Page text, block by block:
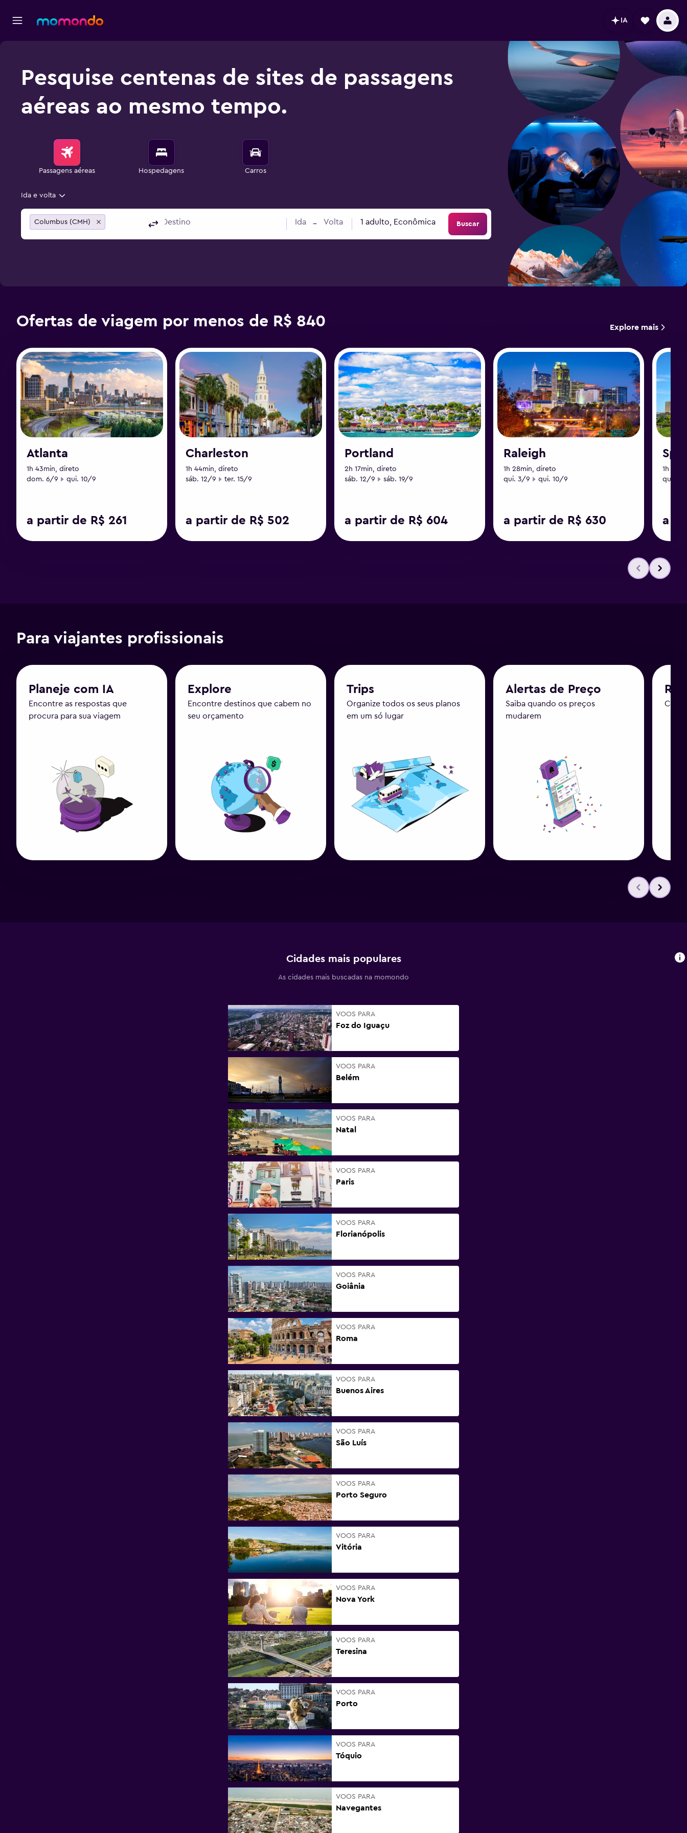
IA
Pesquise centenas de sites de passagens
aéreas ao mesmo tempo.
Passagens aéreas Hospedagens Carros
Ida e volta
Columbus (CMH) Ida – Volta 1 adulto, Econômica Buscar
Ofertas de viagem por menos de R$ 840 Explore mais
Atlanta
1h 43min, direto
Data de início
dom. 6/9 Data final
qui. 10/9
a partir de R$ 261
Charleston
1h 44min, direto
Data de início
sáb. 12/9 Data final
ter. 15/9
a partir de R$ 502
Portland
2h 17min, direto
Data de início
sáb. 12/9 Data final
sáb. 19/9
a partir de R$ 604
Raleigh
1h 28min, direto
Data de início
qui. 3/9 Data final
qui. 10/9
a partir de R$ 630
1h
Data
qui. 3/
a
Para viajantes profissionais
Planeje com IA
Encontre as respostas que
procura para sua viagem
Explore
Encontre destinos que cabem no
seu orçamento
Trips
Organize todos os seus planos
em um só lugar
Alertas de Preço
Saiba quando os preços
mudarem
Cidades mais populares
As cidades mais buscadas na momondo
VOOS PARA
Foz do Iguaçu
VOOS PARA
Belém
VOOS PARA
Natal
VOOS PARA
Paris
VOOS PARA
Florianópolis
VOOS PARA
Goiânia
VOOS PARA
Roma
VOOS PARA
Buenos Aires
VOOS PARA
São Luís
VOOS PARA
Porto Seguro
VOOS PARA
Vitória
VOOS PARA
Nova York
VOOS PARA
Teresina
VOOS PARA
Porto
VOOS PARA
Tóquio
VOOS PARA
Navegantes